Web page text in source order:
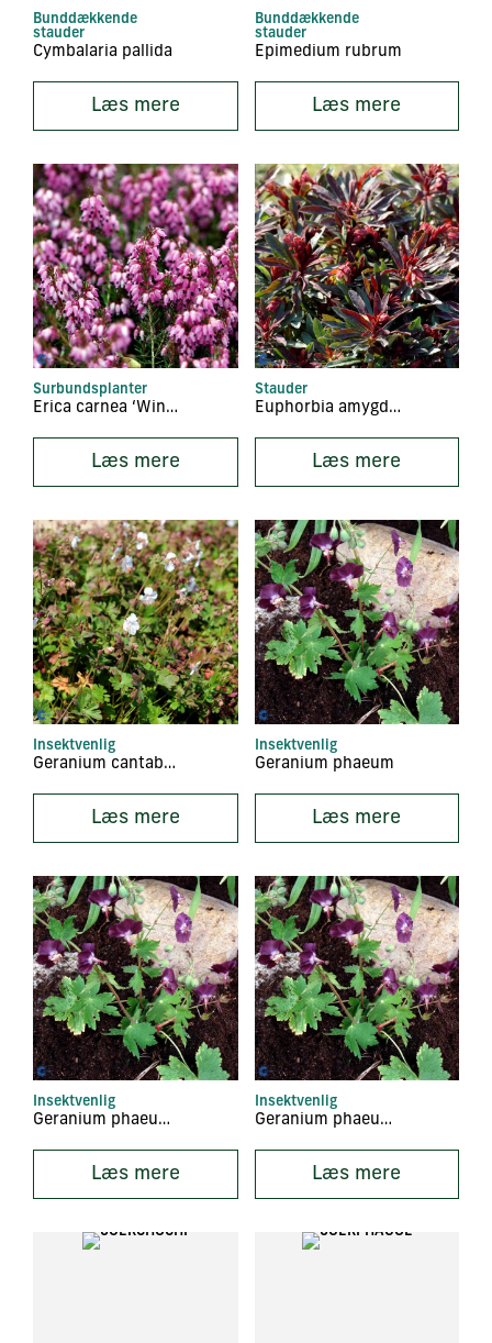
Bunddækkende
stauder
Cymbalaria pallida
Læs mere
Bunddækkende
stauder
Epimedium rubrum
Læs mere
Surbundsplanter
Erica carnea ‘Wintersonne’
Læs mere
Stauder
Euphorbia amygdaloides ‘Purpurea’
Læs mere
Insektvenlig
Geranium cantabrigiense ‘Saint Ola’
Læs mere
Insektvenlig
Geranium phaeum
Læs mere
Insektvenlig
Geranium phaeum ‘Alba’
Læs mere
Insektvenlig
Geranium phaeum ‘Blauwvoet’
Læs mere